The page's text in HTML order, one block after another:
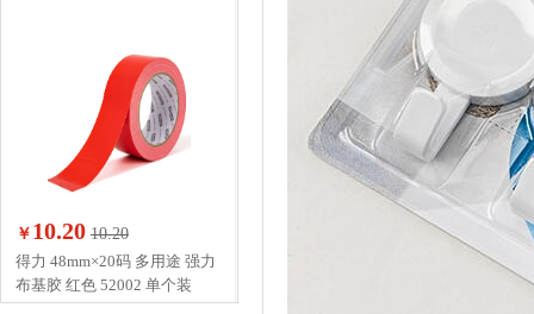
￥ 10.20 10.20
得力 48mm×20码 多用途 强力
布基胶 红色 52002 单个装